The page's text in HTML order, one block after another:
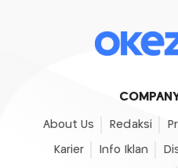
About Us Redaksi
Karier Info Iklan